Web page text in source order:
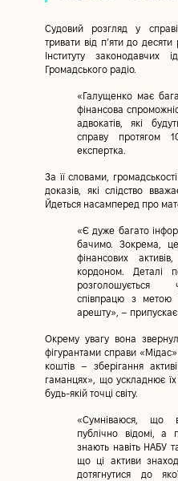
Судовий розгляд у
тривати від п’яти до
Інституту
Громадського радіо.
«Галущенко має
фінансова
адвокатів, які
справу протягом
експертка.
За її словами,
доказів, які слідство
Йдеться насамперед про
«Є дуже багато
бачимо. Зокрема,
фінансових
кордоном.
розголошується
співпрацю з метою
арешту», – припускає
Окрему увагу вона
фігурантами справи
коштів – зберігання
гаманцях», що ускладнює
будь-якій точці світу.
«Сумніваюся, що
публічно відомі, а
знають навіть НАБУ
що ці активи
дотягнутися до